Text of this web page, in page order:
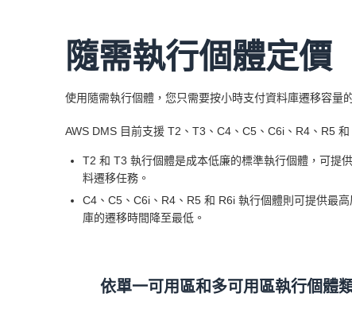
隨需執行個體定價
使用隨需執行個體，您只需要按小時支付資料庫遷移容量
AWS DMS 目前支援 T2、T3、C4、C5、C6i、R4、R5 和
T2 和 T3 執行個體是成本低廉的標準執行個體，可提
料遷移任務。
C4、C5、C6i、R4、R5 和 R6i 執行個體則可提供最
庫的遷移時間降至最低。
依單一可用區和多可用區執行個體